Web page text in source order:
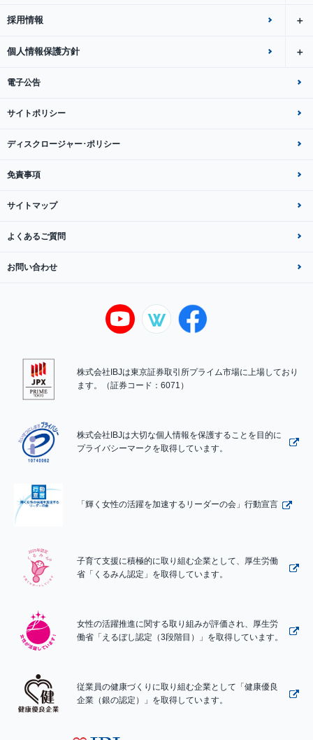
採用情報
個人情報保護方針
電子公告
サイトポリシー
ディスクロージャー･ポリシー
免責事項
サイトマップ
よくあるご質問
お問い合わせ
株式会社IBJは東京証券取引所プライム市場に上場しており
ます。（証券コード：6071）
株式会社IBJは大切な個人情報を保護することを目的に
プライバシーマークを取得しています。
「輝く女性の活躍を加速するリーダーの会」行動宣言
子育て支援に積極的に取り組む企業として、厚生労働
省「くるみん認定」を取得しています。
女性の活躍推進に関する取り組みが評価され、厚生労
働省「えるぼし認定（3段階目）」を取得しています。
従業員の健康づくりに取り組む企業として「健康優良
企業（銀の認定）」を取得しています。